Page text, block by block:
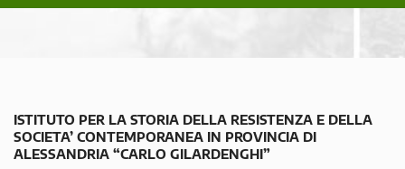
ISTITUTO PER LA STORIA DELLA RESISTENZA E DELLA
SOCIETA’ CONTEMPORANEA IN PROVINCIA DI
ALESSANDRIA “CARLO GILARDENGHI”